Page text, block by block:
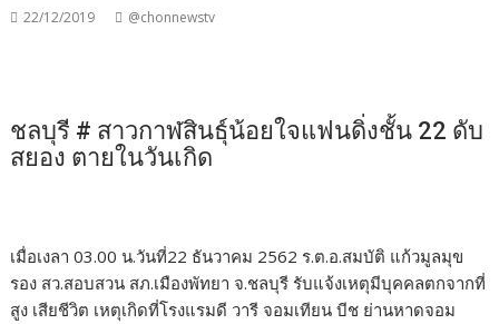
22/12/2019 @chonnewstv
ชลบุรี # สาวกาฬสินธุ์น้อยใจแฟนดิ่งชั้น 22 ดับ
สยอง ตายในวันเกิด
เมื่อเงลา 03.00 น.วันที่22 ธันวาคม 2562 ร.ต.อ.สมบัติ แก้วมูลมุข
รอง สว.สอบสวน สภ.เมืองพัทยา จ.ชลบุรี รับแจ้งเหตุมีบุคคลตกจากที่
สูง เสียชีวิต เหตุเกิดที่โรงแรมดี วารี จอมเทียน บีช ย่านหาดจอม